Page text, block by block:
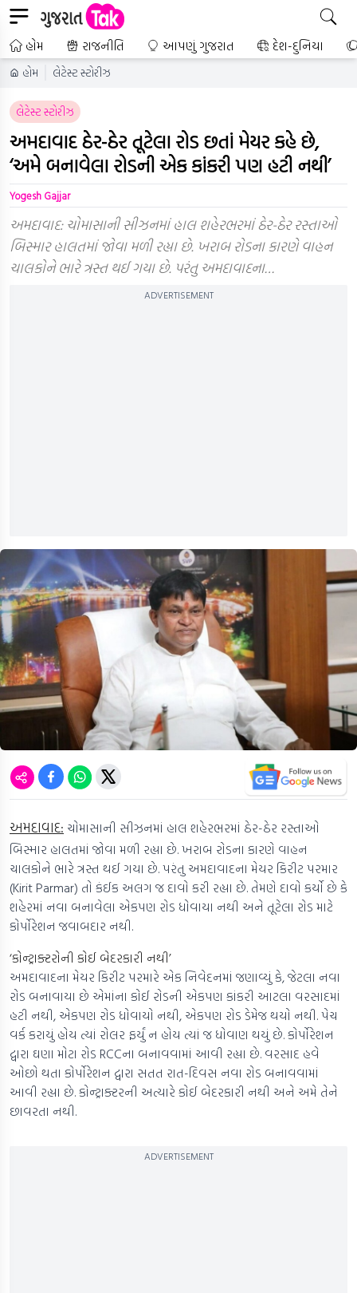
હોમ રાજનીતિ આપણું ગુજરાત દેશ-દુનિયા
હોમ લેટેસ્ટ સ્ટોરીઝ
લેટેસ્ટ સ્ટોરીઝ
અમદાવાદ ઠેર-ઠેર તૂટેલા રોડ છતાં મેયર કહે છે,
‘અમે બનાવેલા રોડની એક કાંકરી પણ હટી નથી’
Yogesh Gajjar
અમદાવાદ: ચોમાસાની સીઝનમાં હાલ શહેરભરમાં ઠેર-ઠેર રસ્તાઓ
બિસ્માર હાલતમાં જોવા મળી રહ્યા છે. ખરાબ રોડના કારણે વાહન
ચાલકોને ભારે ત્રસ્ત થઈ ગયા છે. પરંતુ અમદાવાદના…
ADVERTISEMENT
અમદાવાદ: ચોમાસાની સીઝનમાં હાલ શહેરભરમાં ઠેર-ઠેર રસ્તાઓ
બિસ્માર હાલતમાં જોવા મળી રહ્યા છે. ખરાબ રોડના કારણે વાહન
ચાલકોને ભારે ત્રસ્ત થઈ ગયા છે. પરંતુ અમદાવાદના મેયર કિરીટ પરમાર
(Kirit Parmar) તો કંઈક અલગ જ દાવો કરી રહ્યા છે. તેમણે દાવો કર્યો છે કે
શહેરમાં નવા બનાવેલા એકપણ રોડ ધોવાયા નથી અને તૂટેલા રોડ માટે
કોર્પોરેશન જવાબદાર નથી.
‘કોન્ટ્રાક્ટરોની કોઈ બેદરકારી નથી’
અમદાવાદના મેયર કિરીટ પરમારે એક નિવેદનમાં જણાવ્યું કે, જેટલા નવા
રોડ બનાવાયા છે એમાંના કોઈ રોડની એકપણ કાંકરી આટલા વરસાદમાં
હટી નથી, એકપણ રોડ ધોવાયો નથી, એકપણ રોડ ડેમેજ થયો નથી. પેચ
વર્ક કરાયું હોય ત્યાં રોલર ફર્યું ન હોય ત્યાં જ ધોવાણ થયું છે. કોર્પોરેશન
દ્વારા ઘણા મોટા રોડ RCCના બનાવવામાં આવી રહ્યા છે. વરસાદ હવે
ઓછો થતા કોર્પોરેશન દ્વારા સતત રાત-દિવસ નવા રોડ બનાવવામાં
આવી રહ્યા છે. કોન્ટ્રાક્ટરની અત્યારે કોઈ બેદરકારી નથી અને અમે તેને
છાવરતા નથી.
ADVERTISEMENT